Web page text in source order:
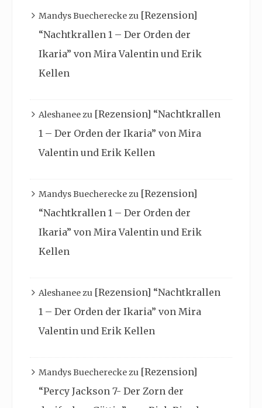
Mandys Buechereckezu [Rezension]
“Nachtkrallen 1 – Der Orden der
Ikaria” von Mira Valentin und Erik
Kellen
Aleshaneezu [Rezension] “Nachtkrallen
1 – Der Orden der Ikaria” von Mira
Valentin und Erik Kellen
Mandys Buechereckezu [Rezension]
“Nachtkrallen 1 – Der Orden der
Ikaria” von Mira Valentin und Erik
Kellen
Aleshaneezu [Rezension] “Nachtkrallen
1 – Der Orden der Ikaria” von Mira
Valentin und Erik Kellen
Mandys Buechereckezu [Rezension]
“Percy Jackson 7- Der Zorn der